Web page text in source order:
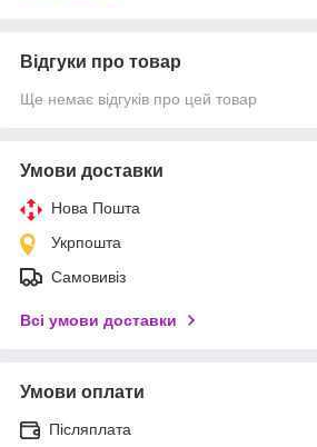
Відгуки про товар
Ще немає відгуків про цей товар
Умови доставки
Нова Пошта
Укрпошта
Самовивіз
Всі умови доставки
Умови оплати
Післяплата